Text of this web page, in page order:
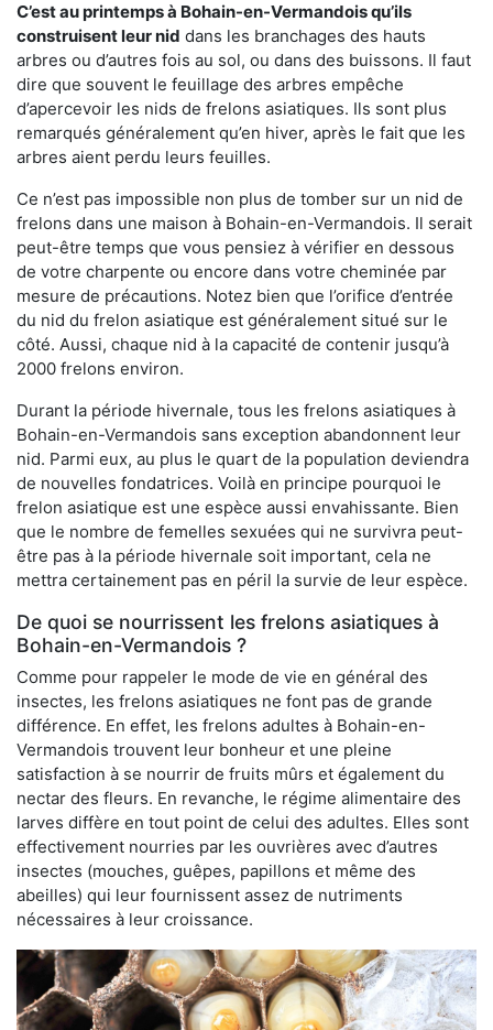
C’est au printemps à Bohain-en-Vermandois qu’ils
construisent leur nid dans les branchages des hauts
arbres ou d’autres fois au sol, ou dans des buissons. Il faut
dire que souvent le feuillage des arbres empêche
d’apercevoir les nids de frelons asiatiques. Ils sont plus
remarqués généralement qu’en hiver, après le fait que les
arbres aient perdu leurs feuilles.
Ce n’est pas impossible non plus de tomber sur un nid de
frelons dans une maison à Bohain-en-Vermandois. Il serait
peut-être temps que vous pensiez à vérifier en dessous
de votre charpente ou encore dans votre cheminée par
mesure de précautions. Notez bien que l’orifice d’entrée
du nid du frelon asiatique est généralement situé sur le
côté. Aussi, chaque nid à la capacité de contenir jusqu’à
2000 frelons environ.
Durant la période hivernale, tous les frelons asiatiques à
Bohain-en-Vermandois sans exception abandonnent leur
nid. Parmi eux, au plus le quart de la population deviendra
de nouvelles fondatrices. Voilà en principe pourquoi le
frelon asiatique est une espèce aussi envahissante. Bien
que le nombre de femelles sexuées qui ne survivra peut-
être pas à la période hivernale soit important, cela ne
mettra certainement pas en péril la survie de leur espèce.
De quoi se nourrissent les frelons asiatiques à
Bohain-en-Vermandois ?
Comme pour rappeler le mode de vie en général des
insectes, les frelons asiatiques ne font pas de grande
différence. En effet, les frelons adultes à Bohain-en-
Vermandois trouvent leur bonheur et une pleine
satisfaction à se nourrir de fruits mûrs et également du
nectar des fleurs. En revanche, le régime alimentaire des
larves diffère en tout point de celui des adultes. Elles sont
effectivement nourries par les ouvrières avec d’autres
insectes (mouches, guêpes, papillons et même des
abeilles) qui leur fournissent assez de nutriments
nécessaires à leur croissance.